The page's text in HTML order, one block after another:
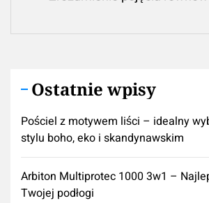
Ostatnie wpisy
Pościel z motywem liści – idealny
stylu boho, eko i skandynawskim
Arbiton Multiprotec 1000 3w1 –
Twojej podłogi